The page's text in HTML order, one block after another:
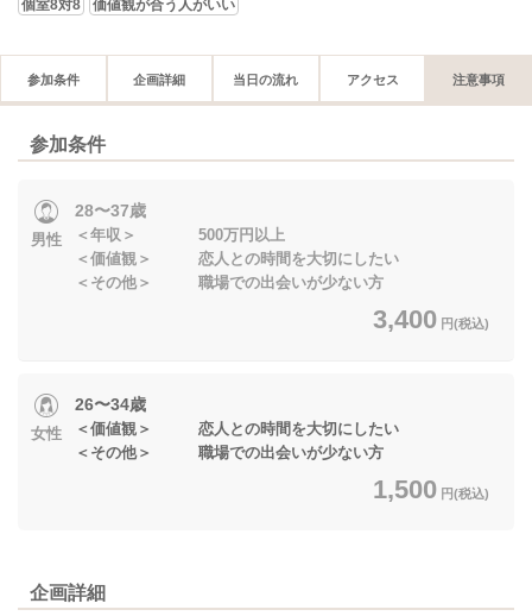
個室8対8 価値観が合う人がいい
参加条件 企画詳細 当日の流れ アクセス 注意事項
参加条件
男性
28〜37歳
＜年収＞ 500万円以上
＜価値観＞ 恋人との時間を大切にしたい
＜その他＞ 職場での出会いが少ない方
3,400 円(税込)
女性
26〜34歳
＜価値観＞ 恋人との時間を大切にしたい
＜その他＞ 職場での出会いが少ない方
1,500 円(税込)
企画詳細